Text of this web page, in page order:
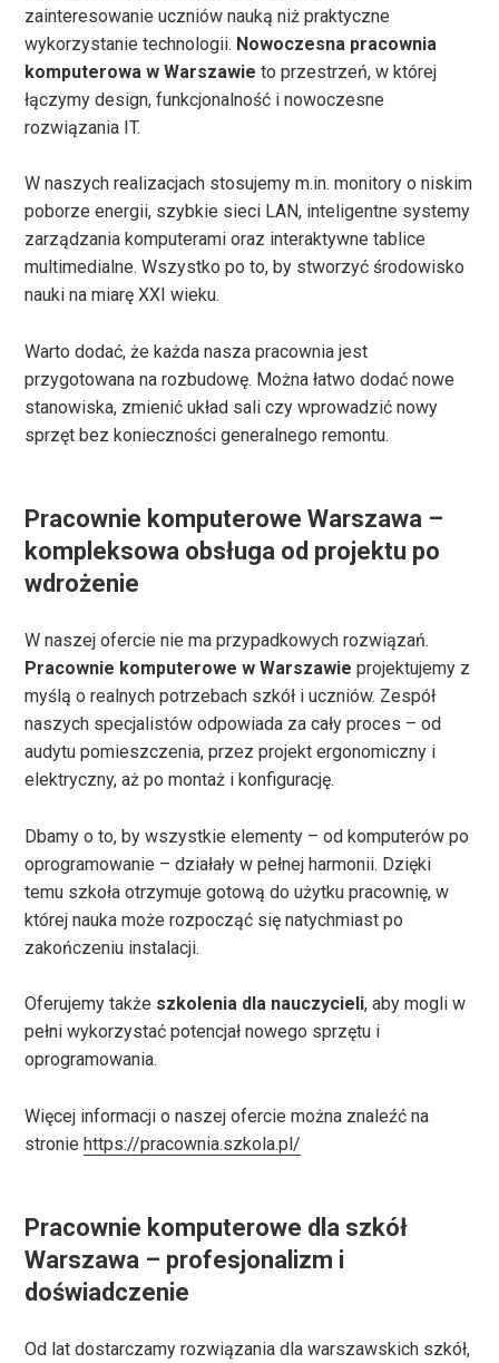
zainteresowanie uczniów nauką niż praktyczne
wykorzystanie technologii. Nowoczesna pracownia
komputerowa w Warszawie to przestrzeń, w której
łączymy design, funkcjonalność i nowoczesne
rozwiązania IT.
W naszych realizacjach stosujemy m.in. monitory o niskim
poborze energii, szybkie sieci LAN, inteligentne systemy
zarządzania komputerami oraz interaktywne tablice
multimedialne. Wszystko po to, by stworzyć środowisko
nauki na miarę XXI wieku.
Warto dodać, że każda nasza pracownia jest
przygotowana na rozbudowę. Można łatwo dodać nowe
stanowiska, zmienić układ sali czy wprowadzić nowy
sprzęt bez konieczności generalnego remontu.
Pracownie komputerowe Warszawa –
kompleksowa obsługa od projektu po
wdrożenie
W naszej ofercie nie ma przypadkowych rozwiązań.
Pracownie komputerowe w Warszawie projektujemy z
myślą o realnych potrzebach szkół i uczniów. Zespół
naszych specjalistów odpowiada za cały proces – od
audytu pomieszczenia, przez projekt ergonomiczny i
elektryczny, aż po montaż i konfigurację.
Dbamy o to, by wszystkie elementy – od komputerów po
oprogramowanie – działały w pełnej harmonii. Dzięki
temu szkoła otrzymuje gotową do użytku pracownię, w
której nauka może rozpocząć się natychmiast po
zakończeniu instalacji.
Oferujemy także szkolenia dla nauczycieli, aby mogli w
pełni wykorzystać potencjał nowego sprzętu i
oprogramowania.
Więcej informacji o naszej ofercie można znaleźć na
stroniehttps://pracownia.szkola.pl/
Pracownie komputerowe dla szkół
Warszawa – profesjonalizm i
doświadczenie
Od lat dostarczamy rozwiązania dla warszawskich szkół,